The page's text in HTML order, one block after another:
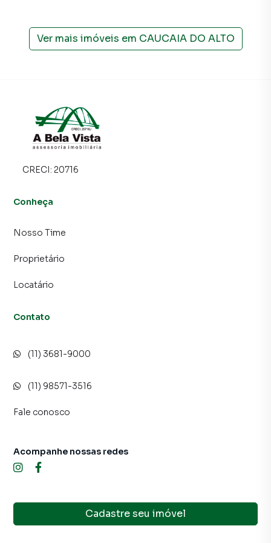
Ver mais imóveis em CAUCAIA DO ALTO
CRECI: 20716
Conheça
Nosso Time
Proprietário
Locatário
Contato
(11) 3681-9000
(11) 98571-3516
Fale conosco
Cadastre seu imóvel
Acompanhe nossas redes